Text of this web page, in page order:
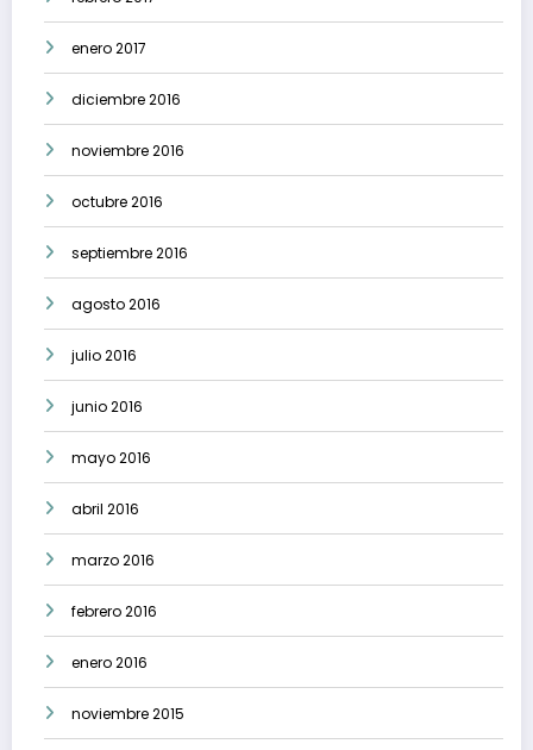
enero 2017
diciembre 2016
noviembre 2016
octubre 2016
septiembre 2016
agosto 2016
julio 2016
junio 2016
mayo 2016
abril 2016
marzo 2016
febrero 2016
enero 2016
noviembre 2015